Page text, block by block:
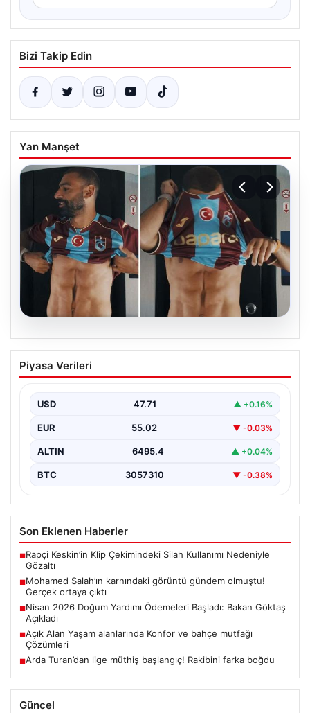
Bizi Takip Edin
Yan Manşet
05.08.2026
Mohamed Salah’ın karnındaki görüntü
gündem olmuştu! Gerçek ortaya çıktı
Piyasa Verileri
USD 47.71 ▲ +0.16%
EUR 55.02 ▼ -0.03%
ALTIN 6495.4 ▲ +0.04%
BTC 3057310 ▼ -0.38%
Son Eklenen Haberler
■Rapçi Keskin’in Klip Çekimindeki Silah Kullanımı Nedeniyle
Gözaltı
■Mohamed Salah’ın karnındaki görüntü gündem olmuştu!
Gerçek ortaya çıktı
■Nisan 2026 Doğum Yardımı Ödemeleri Başladı: Bakan Göktaş
Açıkladı
■Açık Alan Yaşam alanlarında Konfor ve bahçe mutfağı
Çözümleri
■Arda Turan’dan lige müthiş başlangıç! Rakibini farka boğdu
Güncel